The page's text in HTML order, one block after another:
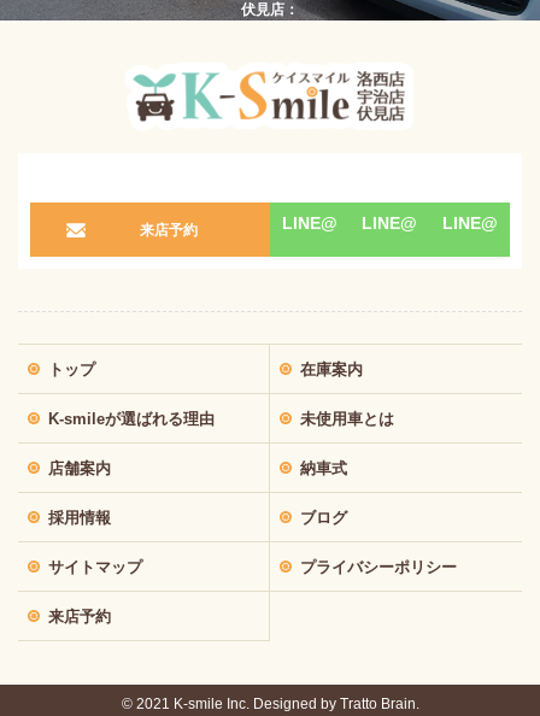
伏見店：
来店予約 LINE@ LINE@ LINE@
トップ 在庫案内
K-smileが選ばれる理由 未使用車とは
店舗案内 納車式
採用情報 ブログ
サイトマップ プライバシーポリシー
来店予約
© 2021 K-smile Inc. Designed by Tratto Brain.